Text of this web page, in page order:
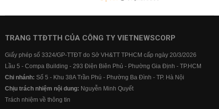
TRANG TTĐTTH CỦA CÔNG TY VIETNEWSCORP
Giấy phép số 3324/GP-TTĐT do Sở VH&TT TPHCM cấp ngày 20/3/2026
Lầu 5 - Compa Building - 293 Điện Biên Phủ - Phường Gia Định - TP.HCM
Chi nhánh: Số 5 - Khu 38A Trần Phú - Phường Ba Đình - TP. Hà Nội
Chịu trách nhiệm nội dung: Nguyễn Minh Quyết
Trách nhiệm về thông tin